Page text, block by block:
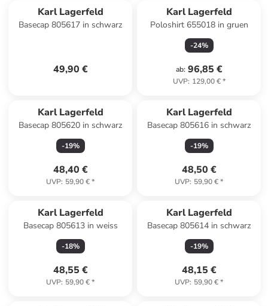
Karl Lagerfeld
Basecap 805617 in schwarz
49,90 €
Karl Lagerfeld
Poloshirt 655018 in gruen
-24%
ab: 96,85 €
UVP: 129,00 €*
Karl Lagerfeld
Basecap 805620 in schwarz
-19%
48,40 €
UVP: 59,90 €*
Karl Lagerfeld
Basecap 805616 in schwarz
-19%
48,50 €
UVP: 59,90 €*
Karl Lagerfeld
Basecap 805613 in weiss
-18%
48,55 €
UVP: 59,90 €*
Karl Lagerfeld
Basecap 805614 in schwarz
-19%
48,15 €
UVP: 59,90 €*